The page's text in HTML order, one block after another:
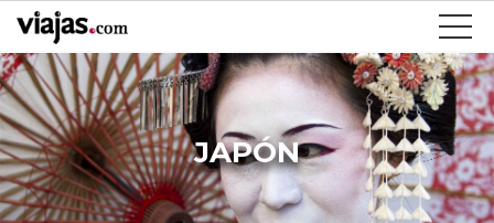
JAPÓN